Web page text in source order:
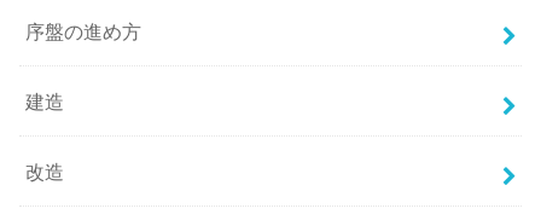
序盤の進め方
建造
改造